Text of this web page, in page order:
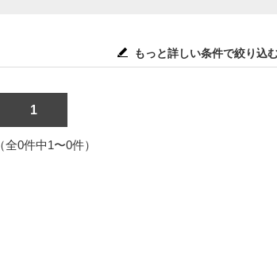
もっと詳しい条件で絞り込
1
全0件中1〜0件）